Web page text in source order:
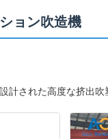
ョン吹造機
計された高度な挤出